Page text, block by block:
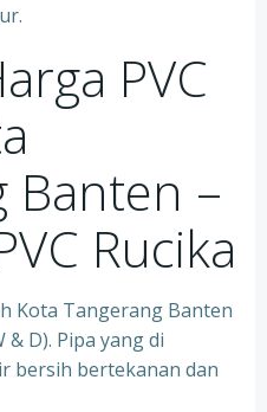
PVC
Banten –
Rucika
Kota Tangerang Banten
& D). Pipa yang di
bersih bertekanan dan